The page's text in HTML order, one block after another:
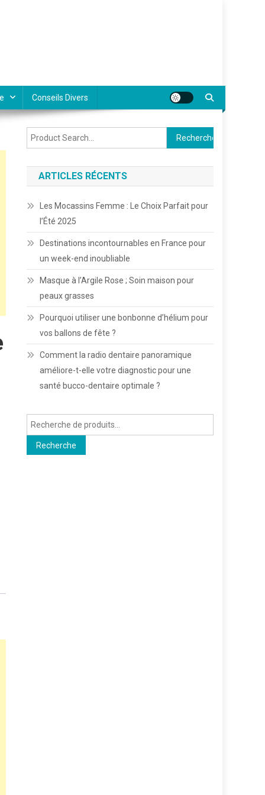
Conseils Divers
Rechercher :
ARTICLES RÉCENTS
Les Mocassins Femme : Le Choix Parfait pour
l’Été 2025
Destinations incontournables en France pour
un week-end inoubliable
Masque à l’Argile Rose ; Soin maison pour
peaux grasses
Pourquoi utiliser une bonbonne d’hélium pour
vos ballons de fête ?
Comment la radio dentaire panoramique
améliore-t-elle votre diagnostic pour une
santé bucco-dentaire optimale ?
Recherche
pour :
Recherche